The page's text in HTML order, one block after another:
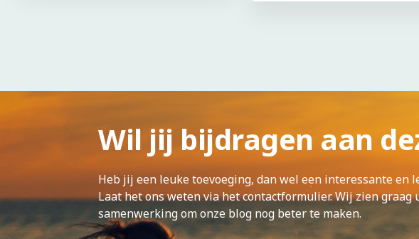
Wil jij bijdragen aan
Heb jij een leuke toevoeging, dan wel een interessante en
Laat het ons weten via het contactformulier. Wij zien graag
samenwerking om onze blog nog beter te maken.